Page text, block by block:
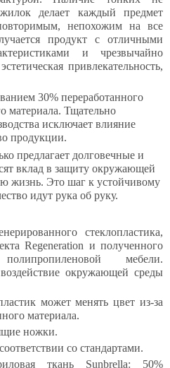
делает каждый предмет
непохожим на все
продукт с отличными
и чрезвычайно
привлекательность,
30% переработанного
материала. Тщательно
исключает влияние
продукции.
предлагает долговечные и
вклад в защиту окружающей
жизнь. Это шаг к устойчивому
идут рука об руку.
стеклопластика,
Regeneration и полученного
мебели.
окружающей среды
может менять цвет из-за
материала.
ножки.
со стандартами.
ткань Sunbrella: 50%